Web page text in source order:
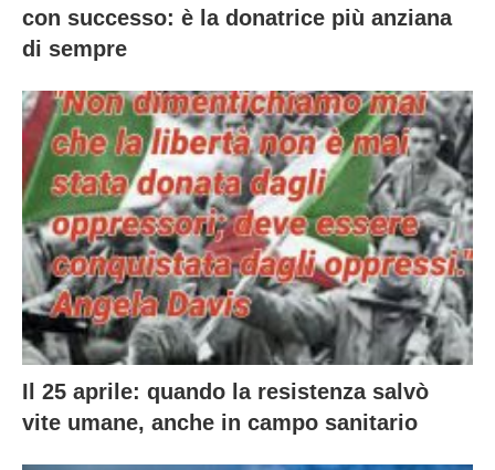
con successo: è la donatrice più anziana
di sempre
Il 25 aprile: quando la resistenza salvò
vite umane, anche in campo sanitario